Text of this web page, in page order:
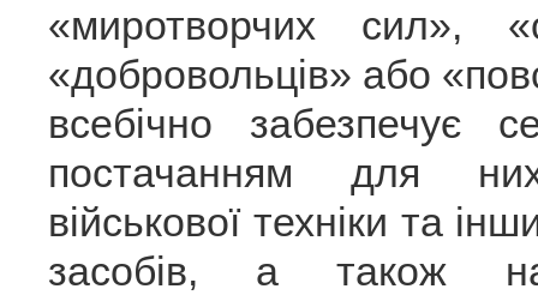
«миротворчих сил»,
«добровольців» або
всебічно забезпечує
постачанням для
військової техніки та
засобів, а також